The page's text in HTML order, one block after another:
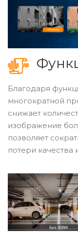
Благодаря
многократной
снижает
изображение
позволяет
потери качества